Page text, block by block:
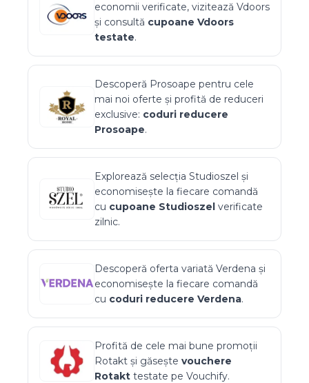
economii verificate, vizitează Vdoors
și consultă cupoane Vdoors
testate.
Descoperă Prosoape pentru cele
mai noi oferte și profită de reduceri
exclusive: coduri reducere
Prosoape.
Explorează selecția Studioszel și
economisește la fiecare comandă
cu cupoane Studioszel verificate
zilnic.
Descoperă oferta variată Verdena și
economisește la fiecare comandă
cu coduri reducere Verdena.
Profită de cele mai bune promoții
Rotakt și găsește vouchere
Rotakt testate pe Vouchify.